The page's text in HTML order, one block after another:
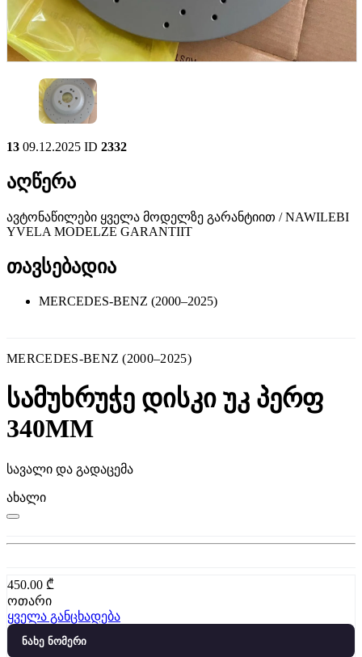
13 09.12.2025 ID 2332
აღწერა
ავტონაწილები ყველა მოდელზე გარანტიით / NAWILEBI
YVELA MODELZE GARANTIIT
თავსებადია
MERCEDES-BENZ (2000–2025)
MERCEDES-BENZ (2000–2025)
სამუხრუჭე დისკი უკ პერფ
340MM
სავალი და გადაცემა
ახალი
450.00 ₾
ოთარი
ყველა განცხადება
ნახე ნომერი